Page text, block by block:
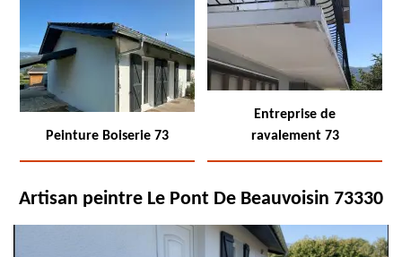
Peinture Boiserie 73
Entreprise de
ravalement 73
Artisan peintre Le Pont De Beauvoisin 73330